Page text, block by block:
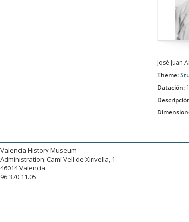
José Juan
Theme:
Datación:
Valencia History Museum
Administration: Camí Vell de Xirivella, 1
46014 Valencia
96.370.11.05